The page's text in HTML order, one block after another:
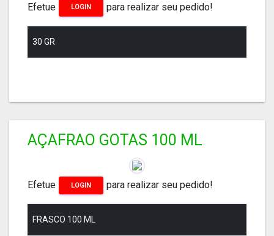
Efetue LOGIN para realizar seu pedido!
30 GR
AÇAFRAO GOTAS 100 ML
Efetue LOGIN para realizar seu pedido!
FRASCO 100 ML